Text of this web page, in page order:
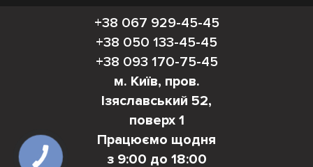
+38 067 929-45-45
+38 050 133-45-45
+38 093 170-75-45
м. Київ, пров.
Ізяславський 52,
поверх 1
Працюємо щодня
з 9:00 до 18:00
КНОПКА
ЗВ'ЯЗКУ